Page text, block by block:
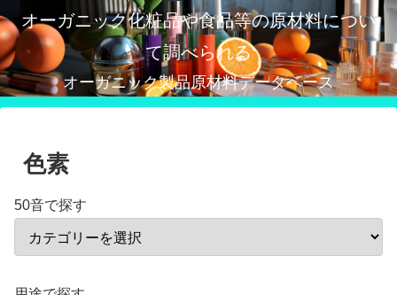
オーガニック化粧品や食品等の原材料につい
て調べられる
オーガニック製品原材料データベース
色素
50音で探す